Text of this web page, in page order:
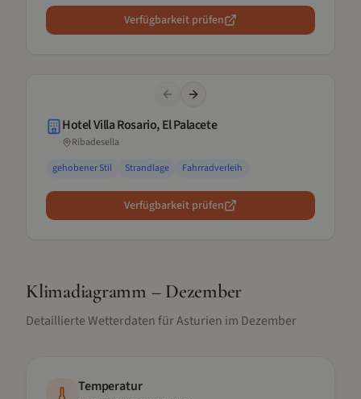
Verfügbarkeit prüfen
Previous slide
Next slide
Hotel Villa Rosario, El Palacete
Ribadesella
gehobener Stil
Strandlage Fahrradverleih
Verfügbarkeit prüfen
Klimadiagramm – Dezember
Detaillierte Wetterdaten fürAsturien im Dezember
Temperatur